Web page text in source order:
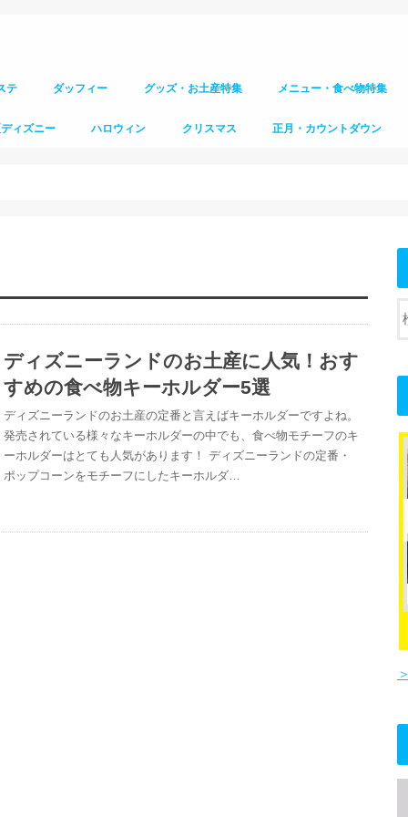
テ ダッフィー グッズ・お土産特集 メニュー・食べ物特集
ィズニー ハロウィン クリスマス 正月・カウントダウン
ディズニーランドのお土産に人気！おす
すめの食べ物キーホルダー5選
ディズニーランドのお土産の定番と言えばキーホルダーですよね。
発売されている様々なキーホルダーの中でも、食べ物モチーフのキ
ーホルダーはとても人気があります！ ディズニーランドの定番・
ポップコーンをモチーフにしたキーホルダ…